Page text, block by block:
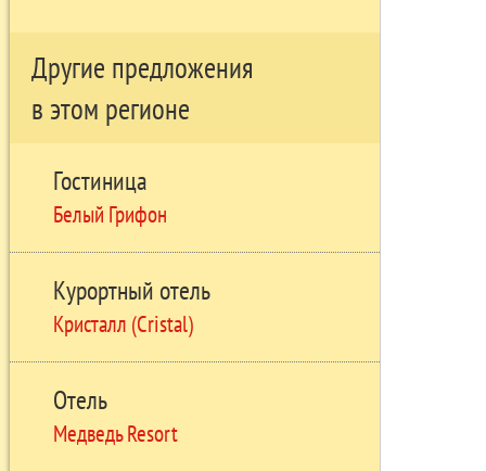
Другие предложения
в этом регионе
Гостиница
Белый Грифон
Курортный отель
Кристалл (Cristal)
Отель
Медведь Resort